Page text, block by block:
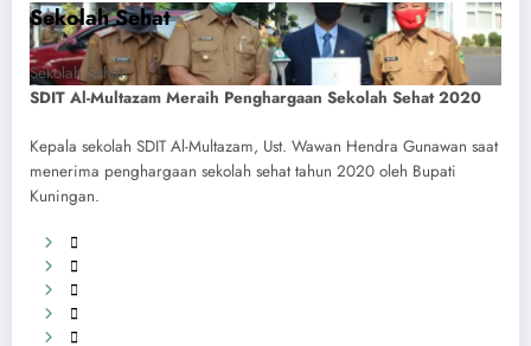
Sekolah Sehat
Sekolah Sehat
SDIT Al-Multazam Meraih Penghargaan Sekolah Sehat 2020
Kepala sekolah SDIT Al-Multazam, Ust. Wawan Hendra Gunawan saat
menerima penghargaan sekolah sehat tahun 2020 oleh Bupati
Kuningan.